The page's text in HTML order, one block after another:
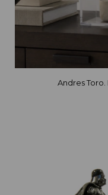
Andres Toro.